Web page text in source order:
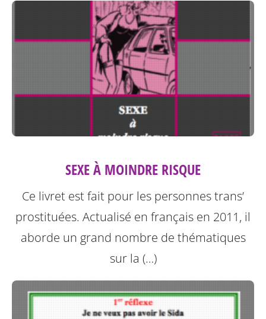
SEXE À MOINDRE RISQUE
Ce livret est fait pour les personnes trans’
prostituées. Actualisé en français en 2011, il
aborde un grand nombre de thématiques
sur la (…)